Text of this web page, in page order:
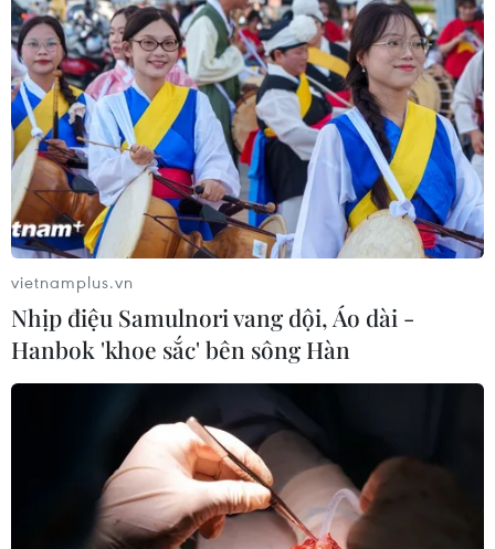
#Công ty cổ phần Mekolor
#dự án đường sắt tốc độ cao Bắc-Nam
#Cần Thơ
TP. Cần Thơ
Theo dõi VietnamPlus
vietnamplus.vn
Nhịp điệu Samulnori vang dội, Áo dài -
Hanbok 'khoe sắc' bên sông Hàn